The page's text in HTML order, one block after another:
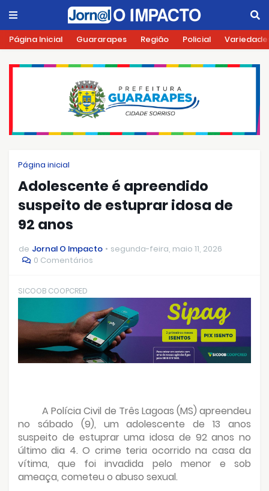
Página Inicial Guararapes Região Policial
Página inicial
Adolescente é apreendido
suspeito de estuprar idosa de
92 anos
de Jornal O Impacto
segunda-feira, maio 11, 2026
0 Comentários
SICOOB COOPCRED
A Polícia Civil de Três Lagoas (MS) apreendeu
no sábado (9), um adolescente de 13 anos
suspeito de estuprar uma idosa de 92 anos no
último dia 4. O crime teria ocorrido na casa da
vítima, que foi invadida pelo menor e sob
ameaça, cometeu o abuso sexual.